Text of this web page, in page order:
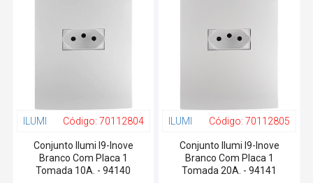
ILUMI Código: 70112804
Conjunto Ilumi I9-Inove
Branco Com Placa 1
Tomada 10A. - 94140
ILUMI Código: 70112805
Conjunto Ilumi I9-Inove
Branco Com Placa 1
Tomada 20A. - 94141